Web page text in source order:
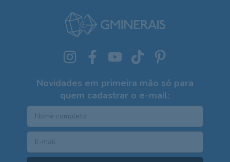
Novidades em primeira mão só para
quem cadastrar o e-mail: